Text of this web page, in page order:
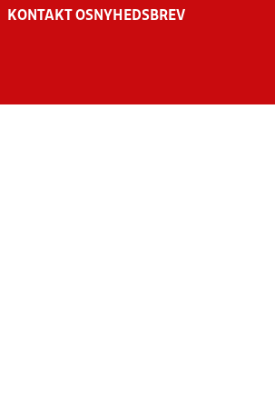
KONTAKT OS NYHEDSBREV